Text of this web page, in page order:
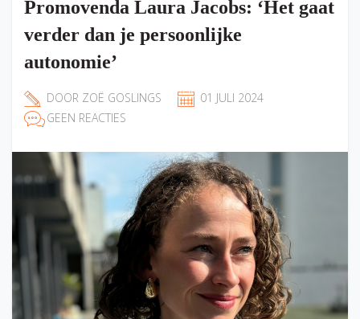
Promovenda Laura Jacobs: ‘Het gaat
verder dan je persoonlijke
autonomie’
DOOR ZOË GOSLINGS
01 JULI 2024
GEEN REACTIES